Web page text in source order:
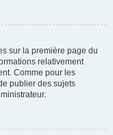
sur la première page du
relativement
Comme pour les
publier des sujets